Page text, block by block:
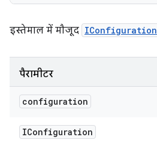
इस्तेमाल में मौजूद IConfiguration
पैरामीटर
configuration
IConfiguration